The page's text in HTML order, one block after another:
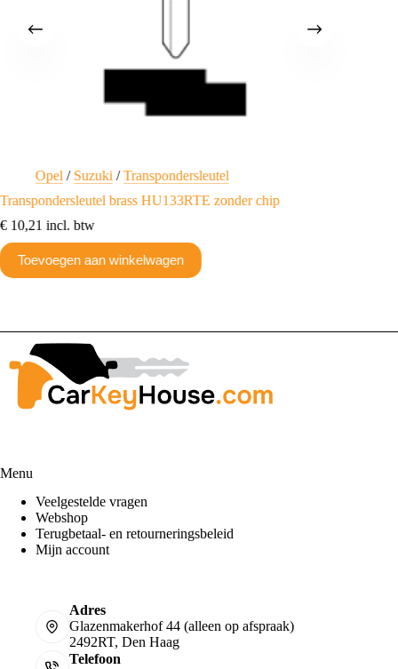
Opel /Suzuki /Transpondersleutel
Transpondersleutel brass HU133RTE zonder chip
€ 10,21 incl. btw
Toevoegen aan winkelwagen
Menu
Veelgestelde vragen
Webshop
Terugbetaal- en retourneringsbeleid
Mijn account
Adres
Glazenmakerhof 44 (alleen op afspraak)
2492RT, Den Haag
Telefoon